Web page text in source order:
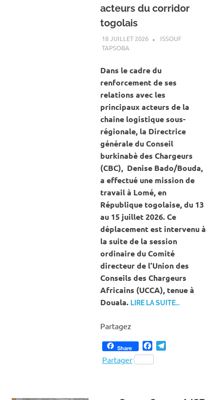
acteurs du corridor
togolais
18 JUILLET 2026
ISSOUF
TAPSOBA
Dans le cadre du
renforcement de ses
relations avec les
principaux acteurs de la
chaîne logistique sous-
régionale, la Directrice
générale du Conseil
burkinabè des Chargeurs
(CBC), Denise Bado/Bouda,
a effectué une mission de
travail à Lomé, en
République togolaise, du 13
au 15 juillet 2026. Ce
déplacement est intervenu à
la suite de la session
ordinaire du Comité
directeur de l’Union des
Conseils des Chargeurs
Africains (UCCA), tenue à
Douala. LIRE LA SUITE…
Partagez
Share Facebook
Partager